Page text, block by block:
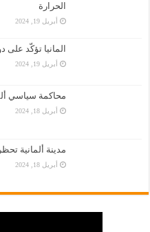
الحرارة
أبريل 19, 2024
المانيا تؤكّد
أبريل 19, 2024
محاكمة سياسي
أبريل 18, 2024
مدينة ألمانية
أبريل 18, 2024